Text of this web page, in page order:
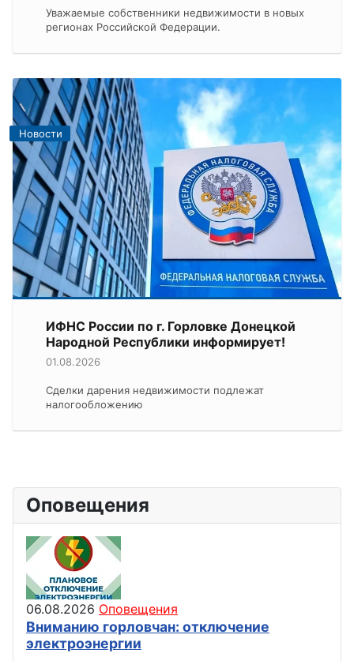
Уважаемые собственники недвижимости в новых
регионах Российской Федерации.
Новости
ИФНС России по г. Горловке Донецкой
Народной Республики информирует!
01.08.2026
Сделки дарения недвижимости подлежат
налогообложению
Оповещения
06.08.2026 Оповещения
Вниманию горловчан: отключение
электроэнергии